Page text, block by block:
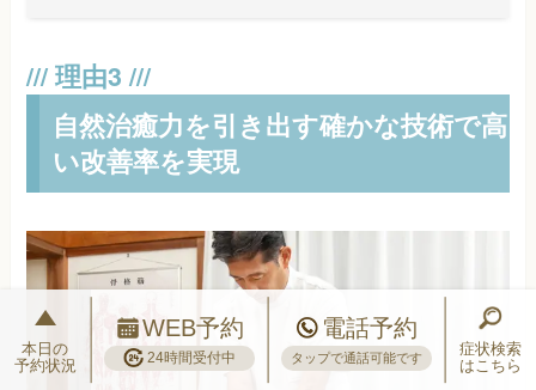
自然治癒力を引き出す確かな技術で高
い改善率を実現
本日の
予約状況
WEB予約
24時間受付中
電話予約
タップで通話可能です
症状検索
はこちら